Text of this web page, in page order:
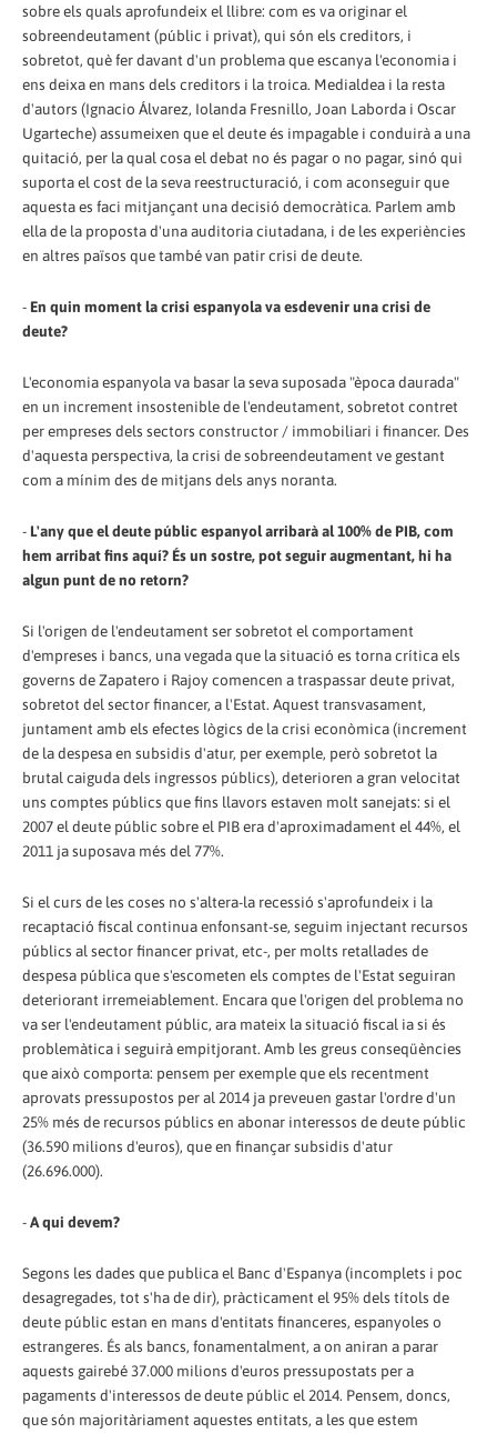
sobre els quals aprofundeix el llibre: com es va originar el
sobreendeutament (públic i privat), qui són els creditors, i
sobretot, què fer davant d'un problema que escanya l'economia i
ens deixa en mans dels creditors i la troica. Medialdea i la resta
d'autors (Ignacio Álvarez, Iolanda Fresnillo, Joan Laborda i Oscar
Ugarteche) assumeixen que el deute és impagable i conduirà a una
quitació, per la qual cosa el debat no és pagar o no pagar, sinó qui
suporta el cost de la seva reestructuració, i com aconseguir que
aquesta es faci mitjançant una decisió democràtica. Parlem amb
ella de la proposta d'una auditoria ciutadana, i de les experiències
en altres països que també van patir crisi de deute.
- En quin moment la crisi espanyola va esdevenir una crisi de
deute?
L'economia espanyola va basar la seva suposada "època daurada"
en un increment insostenible de l'endeutament, sobretot contret
per empreses dels sectors constructor / immobiliari i financer. Des
d'aquesta perspectiva, la crisi de sobreendeutament ve gestant
com a mínim des de mitjans dels anys noranta.
- L'any que el deute públic espanyol arribarà al 100% de PIB, com
hem arribat fins aquí? És un sostre, pot seguir augmentant, hi ha
algun punt de no retorn?
Si l'origen de l'endeutament ser sobretot el comportament
d'empreses i bancs, una vegada que la situació es torna crítica els
governs de Zapatero i Rajoy comencen a traspassar deute privat,
sobretot del sector financer, a l'Estat. Aquest transvasament,
juntament amb els efectes lògics de la crisi econòmica (increment
de la despesa en subsidis d'atur, per exemple, però sobretot la
brutal caiguda dels ingressos públics), deterioren a gran velocitat
uns comptes públics que fins llavors estaven molt sanejats: si el
2007 el deute públic sobre el PIB era d'aproximadament el 44%, el
2011 ja suposava més del 77%.
Si el curs de les coses no s'altera-la recessió s'aprofundeix i la
recaptació fiscal continua enfonsant-se, seguim injectant recursos
públics al sector financer privat, etc-, per molts retallades de
despesa pública que s'escometen els comptes de l'Estat seguiran
deteriorant irremeiablement. Encara que l'origen del problema no
va ser l'endeutament públic, ara mateix la situació fiscal ia si és
problemàtica i seguirà empitjorant. Amb les greus conseqüències
que això comporta: pensem per exemple que els recentment
aprovats pressupostos per al 2014 ja preveuen gastar l'ordre d'un
25% més de recursos públics en abonar interessos de deute públic
(36.590 milions d'euros), que en finançar subsidis d'atur
(26.696.000).
-A qui devem?
Segons les dades que publica el Banc d'Espanya (incomplets i poc
desagregades, tot s'ha de dir), pràcticament el 95% dels títols de
deute públic estan en mans d'entitats financeres, espanyoles o
estrangeres. És als bancs, fonamentalment, a on aniran a parar
aquests gairebé 37.000 milions d'euros pressupostats per a
pagaments d'interessos de deute públic el 2014. Pensem, doncs,
que són majoritàriament aquestes entitats, a les que estem